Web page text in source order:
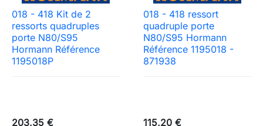
018 - 418 Kit de 2
ressorts quadruples
porte N80/S95
Hormann Référence
1195018P
203,35 €
018 - 418 ressort
quadruple porte
N80/S95 Hormann
Référence 1195018 -
871938
115,20 €